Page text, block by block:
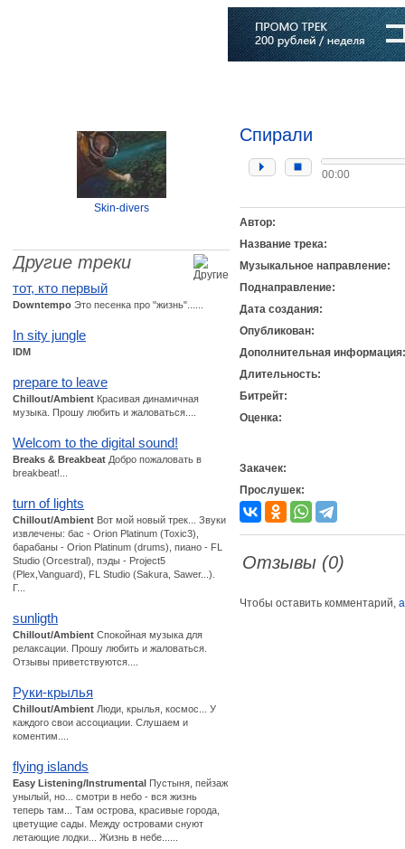
Skin-divers
Другие треки
тот, кто первый
Downtempo Это песенка про "жизнь"......
In sity jungle
IDM
prepare to leave
Chillout/Ambient Красивая динамичная
музыка. Прошу любить и жаловаться....
Welcom to the digital sound!
Breaks & Breakbeat Добро пожаловать в
breakbeat!...
turn of lights
Chillout/Ambient Вот мой новый трек... Звуки
извлечены: бас - Orion Platinum (Toxic3),
барабаны - Orion Platinum (drums), пиано - FL
Studio (Orcestral), пэды - Project5
(Plex,Vanguard), FL Studio (Sakura, Sawer...).
Г...
sunligth
Chillout/Ambient Спокойная музыка для
релаксации. Прошу любить и жаловаться.
Отзывы приветствуются....
Руки-крылья
Chillout/Ambient Люди, крылья, космос... У
каждого свои ассоциации. Слушаем и
коментим....
flying islands
Easy Listening/Instrumental Пустыня, пейзаж
унылый, но... смотри в небо - вся жизнь
теперь там... Там острова, красивые города,
цветущие сады. Между островами снуют
летающие лодки... Жизнь в небе......
Спирали
00:00
Автор:
Название трека:
Музыкальное направление:
Поднаправление:
Дата создания:
Опубликован:
Дополнительная информация:
Длительность:
Битрейт:
Оценка:
Закачек:
Прослушек:
Отзывы (0)
Чтобы оставить комментарий,